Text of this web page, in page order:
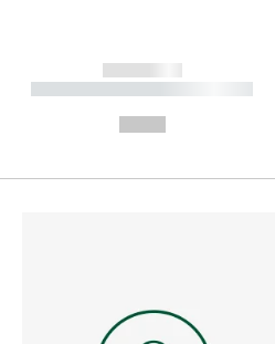
------------
----------- ----------- ----------